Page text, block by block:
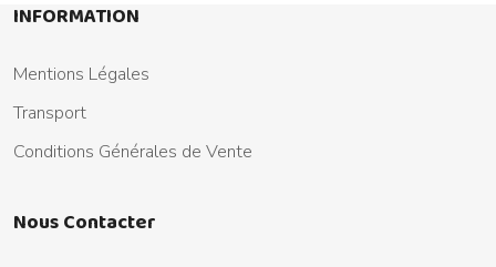
INFORMATION
Mentions Légales
Transport
Conditions Générales de Vente
Nous Contacter